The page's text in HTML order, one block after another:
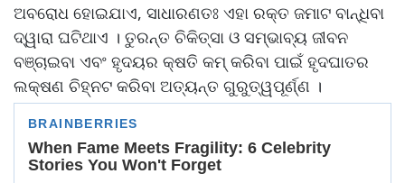
ଅବରୋଧ ହୋଇଯାଏ, ସାଧାରଣତଃ ଏହା ରକ୍ତ ଜମାଟ ବାନ୍ଧିବା
ଦ୍ୱାରା ଘଟିଥାଏ । ତୁରନ୍ତ ଚିକିତ୍ସା ଓ ସମ୍ଭାବ୍ୟ ଜୀବନ
ବଞ୍ଚାଇବା ଏବଂ ହୃଦୟର କ୍ଷତି କମ୍ କରିବା ପାଇଁ ହୃଦଘାତର
ଲକ୍ଷଣ ଚିହ୍ନଟ କରିବା ଅତ୍ୟନ୍ତ ଗୁରୁତ୍ୱପୂର୍ଣ୍ଣ ।